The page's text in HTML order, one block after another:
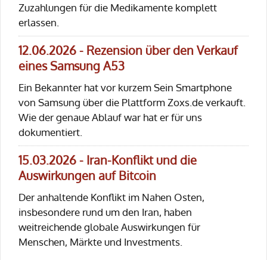
Zuzahlungen für die Medikamente komplett
erlassen.
12.06.2026 - Rezension über den Verkauf
eines Samsung A53
Ein Bekannter hat vor kurzem Sein Smartphone
von Samsung über die Plattform Zoxs.de verkauft.
Wie der genaue Ablauf war hat er für uns
dokumentiert.
15.03.2026 - Iran-Konflikt und die
Auswirkungen auf Bitcoin
Der anhaltende Konflikt im Nahen Osten,
insbesondere rund um den Iran, haben
weitreichende globale Auswirkungen für
Menschen, Märkte und Investments.